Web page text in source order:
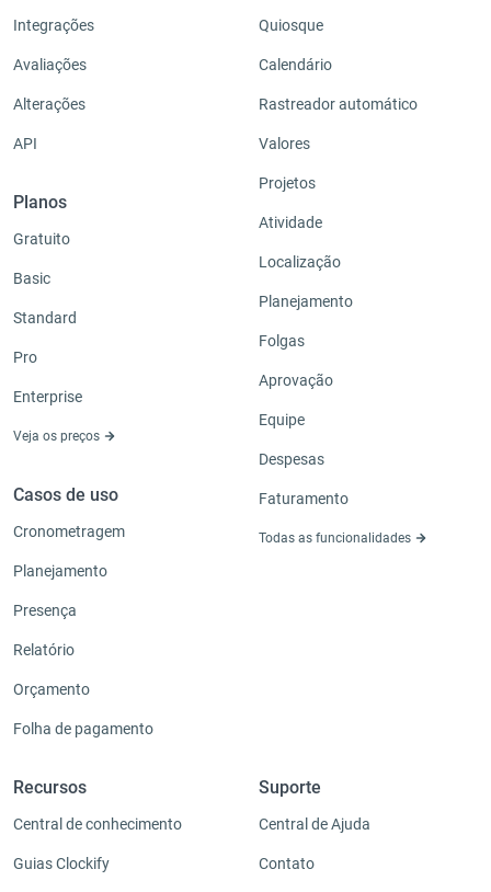
Integrações
Avaliações
Alterações
API
Planos
Gratuito
Basic
Standard
Pro
Enterprise
Veja os preços
Casos de uso
Cronometragem
Planejamento
Presença
Relatório
Orçamento
Folha de pagamento
Quiosque
Calendário
Rastreador automático
Valores
Projetos
Atividade
Localização
Planejamento
Folgas
Aprovação
Equipe
Despesas
Faturamento
Todas as funcionalidades
Recursos
Central de conhecimento
Guias Clockify
Suporte
Central de Ajuda
Contato